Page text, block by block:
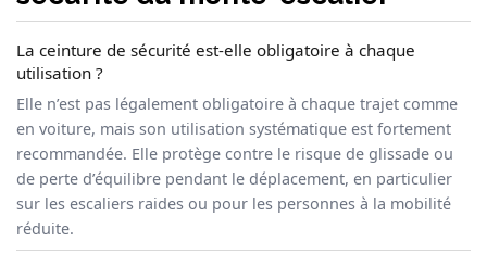
La ceinture de sécurité est-elle obligatoire à chaque
utilisation ?
Elle n’est pas légalement obligatoire à chaque trajet comme
en voiture, mais son utilisation systématique est fortement
recommandée. Elle protège contre le risque de glissade ou
de perte d’équilibre pendant le déplacement, en particulier
sur les escaliers raides ou pour les personnes à la mobilité
réduite.